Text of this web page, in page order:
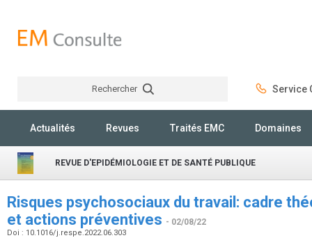
Rechercher Service
Actualités Revues Traités EMC Domaines
REVUE D'EPIDÉMIOLOGIE ET DE SANTÉ PUBLIQUE
Risques psychosociaux du travail: cadre
et actions préventives - 02/08/22
Doi : 10.1016/j.respe.2022.06.303